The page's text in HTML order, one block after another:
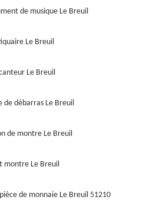
de musique Le Breuil
Le Breuil
Le Breuil
de débarras Le Breuil
de montre Le Breuil
montre Le Breuil
de monnaie Le Breuil 51210